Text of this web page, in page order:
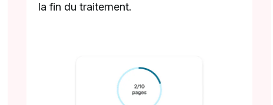
la fin du traitement.